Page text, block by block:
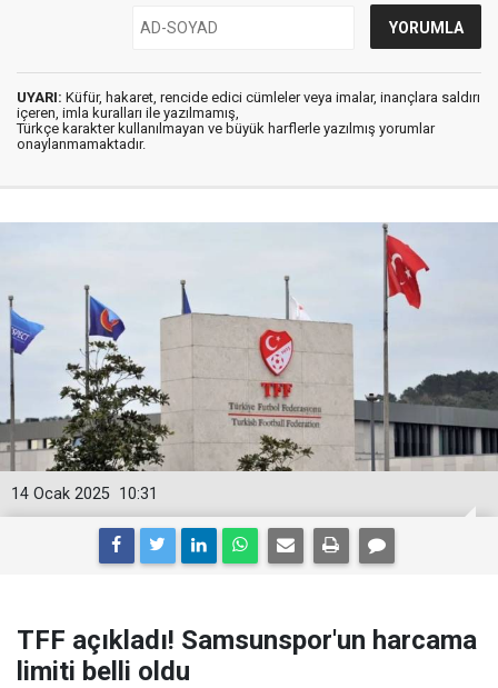
UYARI: Küfür, hakaret, rencide edici cümleler veya imalar, inançlara saldırı
içeren, imla kuralları ile yazılmamış,
Türkçe karakter kullanılmayan ve büyük harflerle yazılmış yorumlar
onaylanmamaktadır.
10:31
14 Ocak 2025
TFF açıkladı! Samsunspor'un harcama
limiti belli oldu